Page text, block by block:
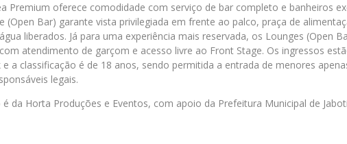
Premium oferece comodidade com serviço de bar completo e banheiros
(Open Bar) garante vista privilegiada em frente ao palco, praça de
liberados. Já para uma experiência mais reservada, os Lounges (Open
atendimento de garçom e acesso livre ao Front Stage. Os ingressos
a classificação é de 18 anos, sendo permitida a entrada de menores
legais.
da Horta Produções e Eventos, com apoio da Prefeitura Municipal de